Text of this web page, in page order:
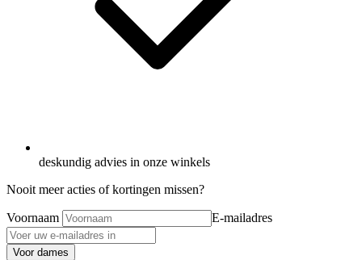
deskundig advies in onze winkels
Nooit meer acties of kortingen missen?
Voornaam E-mailadres
Voor dames